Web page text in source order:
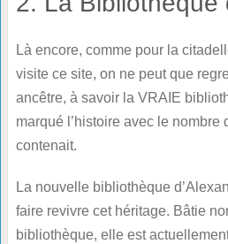
Là encore, comme pour la
visite ce site, on ne peut que
ancêtre, à savoir la VRAIE
marqué l’histoire avec le nombre
contenait.
La nouvelle bibliothèque
faire revivre cet héritage. Bâtie
bibliothèque, elle est